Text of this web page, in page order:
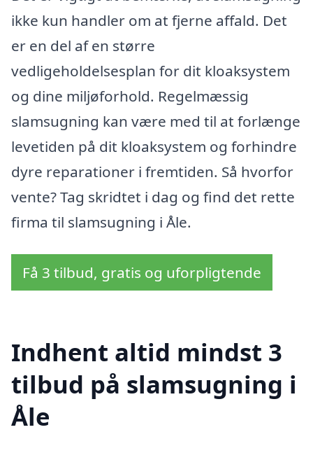
ikke kun handler om at fjerne affald. Det
er en del af en større
vedligeholdelsesplan for dit kloaksystem
og dine miljøforhold. Regelmæssig
slamsugning kan være med til at forlænge
levetiden på dit kloaksystem og forhindre
dyre reparationer i fremtiden. Så hvorfor
vente? Tag skridtet i dag og find det rette
firma til slamsugning i Åle.
Få 3 tilbud, gratis og uforpligtende
Indhent altid mindst 3
tilbud på slamsugning i
Åle